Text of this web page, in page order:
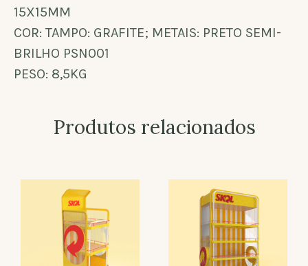
15X15MM
COR: TAMPO: GRAFITE; METAIS: PRETO SEMI-
BRILHO PSN001
PESO: 8,5KG
Produtos relacionados